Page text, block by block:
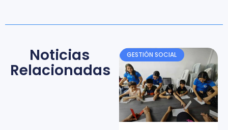
Noticias
Relacionadas
GESTIÓN SOCIAL